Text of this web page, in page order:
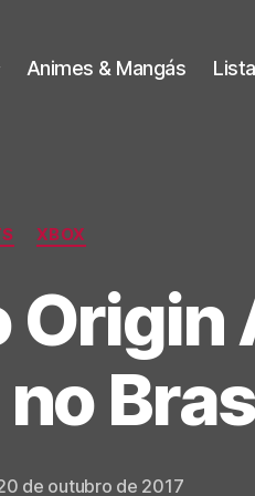
Animes & Mangás
XBOX
Origin
de outubro de 2017